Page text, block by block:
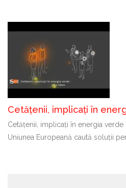
Cetățenii, implicați în
Cetățenii, implicați în energia
Uniunea Europeană caută soluții